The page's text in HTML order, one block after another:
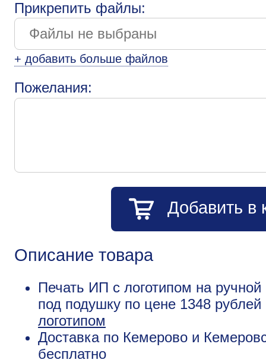
Прикрепить файлы:
+ добавить больше файлов
Пожелания:
Добавить в
Описание товара
Печать ИП с логотипом на
под подушку по цене 1348
логотипом
Доставка по Кемерово и
бесплатно